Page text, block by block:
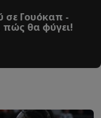
σε Γουόκαπ -
πώς θα φύγει!